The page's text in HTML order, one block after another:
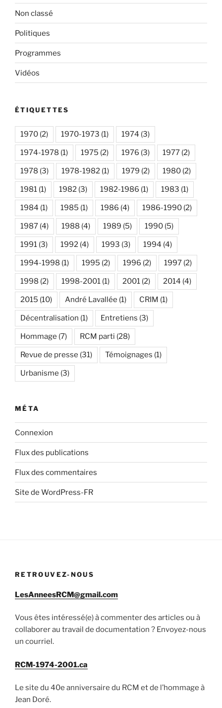
Non classé
Politiques
Programmes
Vidéos
ÉTIQUETTES
1970 (2) 1970-1973 (1) 1974 (3)
1974-1978 (1) 1975 (2) 1976 (3) 1977 (2)
1978 (3) 1978-1982 (1) 1979 (2) 1980 (2)
1981 (1) 1982 (3) 1982-1986 (1) 1983 (1)
1984 (1) 1985 (1) 1986 (4) 1986-1990 (2)
1987 (4) 1988 (4) 1989 (5) 1990 (5)
1991 (3) 1992 (4) 1993 (3) 1994 (4)
1994-1998 (1) 1995 (2) 1996 (2) 1997 (2)
1998 (2) 1998-2001 (1) 2001 (2) 2014 (4)
2015 (10) André Lavallée (1) CRIM (1)
Décentralisation (1) Entretiens (3)
Hommage (7) RCM parti (28)
Revue de presse (31) Témoignages (1)
Urbanisme (3)
MÉTA
Connexion
Flux des publications
Flux des commentaires
Site de WordPress-FR
RETROUVEZ-NOUS
LesAnneesRCM@gmail.com
Vous êtes intéressé(e) à commenter des articles ou à
collaborer au travail de documentation ? Envoyez-nous
un courriel.
RCM-1974-2001.ca
Le site du 40e anniversaire du RCM et de l’hommage à
Jean Doré.